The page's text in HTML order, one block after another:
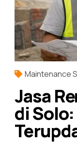
Maintenance
Jasa
di